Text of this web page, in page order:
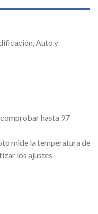
Auto y
hasta 97
mide la temperatura de
los ajustes